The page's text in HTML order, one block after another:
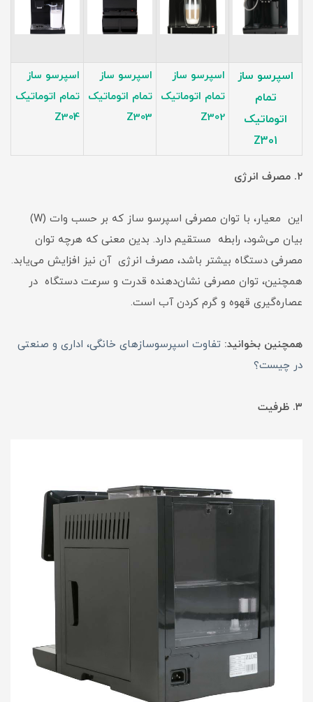
اسپرسو ساز
تمام
اتوماتیک
Z301
اسپرسو ساز
تمام اتوماتیک
Z302
اسپرسو ساز
تمام اتوماتیک
Z303
اسپرسو ساز
تمام اتوماتیک
Z304
۲. مصرف انرژی
این معیار، با توان مصرفی اسپرسو ساز که بر حسب وات (W)
بیان می‌شود، رابطه مستقیم دارد. بدین معنی که هرچه توان
مصرفی دستگاه بیشتر باشد، مصرف انرژی آن نیز افزایش می‌یابد.
همچنین، توان مصرفی نشان‌دهنده قدرت و سرعت دستگاه در
عصاره‌گیری قهوه و گرم کردن آب است.
همچنین بخوانید: تفاوت اسپرسوسازهای خانگی، اداری و صنعتی
در چیست؟
۳. ظرفیت